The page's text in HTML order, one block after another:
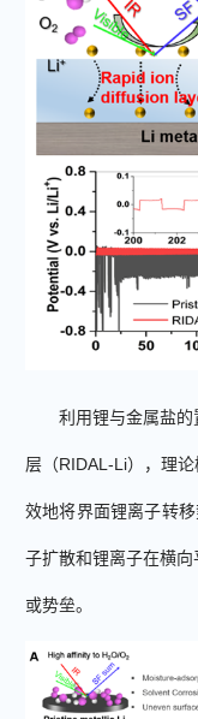
利用锂与金属盐
层（RIDAL-Li）， 理论
效地将界面锂离子转
子扩散和锂离子在横
或势垒。